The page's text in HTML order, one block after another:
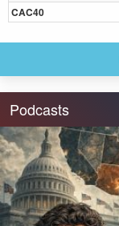
CAC40
Podcasts